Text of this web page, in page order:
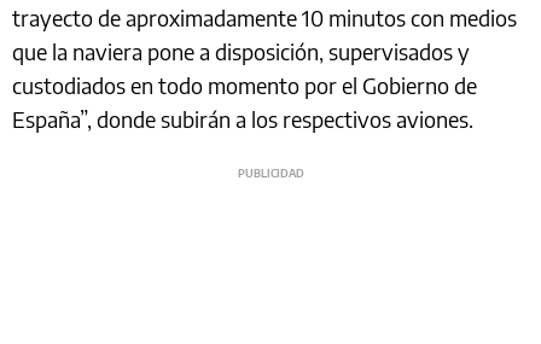
trayecto de aproximadamente 10 minutos con medios
que la naviera pone a disposición, supervisados y
custodiados en todo momento por el Gobierno de
España”, donde subirán a los respectivos aviones.